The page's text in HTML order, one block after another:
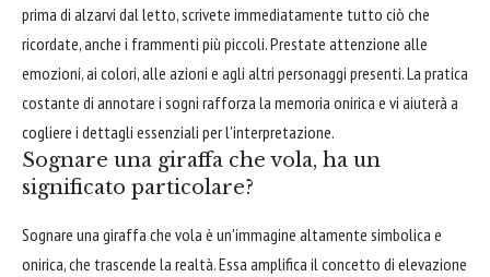
prima di alzarvi dal letto, scrivete immediatamente tutto ciò che
ricordate, anche i frammenti più piccoli. Prestate attenzione alle
emozioni, ai colori, alle azioni e agli altri personaggi presenti. La pratica
costante di annotare i sogni rafforza la memoria onirica e vi aiuterà a
cogliere i dettagli essenziali per l'interpretazione.
Sognare una giraffa che vola, ha un
significato particolare?
Sognare una giraffa che vola è un'immagine altamente simbolica e
onirica, che trascende la realtà. Essa amplifica il concetto di elevazione